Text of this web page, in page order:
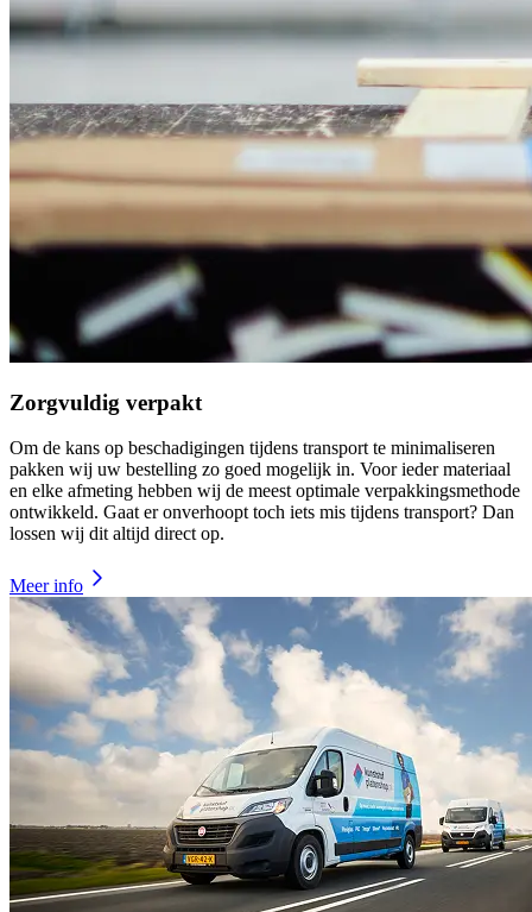
Zorgvuldig verpakt
Om de kans op beschadigingen tijdens transport te minimaliseren
pakken wij uw bestelling zo goed mogelijk in. Voor ieder materiaal
en elke afmeting hebben wij de meest optimale verpakkingsmethode
ontwikkeld. Gaat er onverhoopt toch iets mis tijdens transport? Dan
lossen wij dit altijd direct op.
Meer info